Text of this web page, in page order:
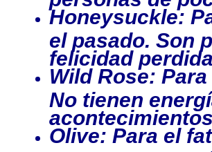
Honeysuckle:
el pasado. Son
felicidad perdida.
Wild Rose:
No tienen
acontecimientos.
Olive: Para el